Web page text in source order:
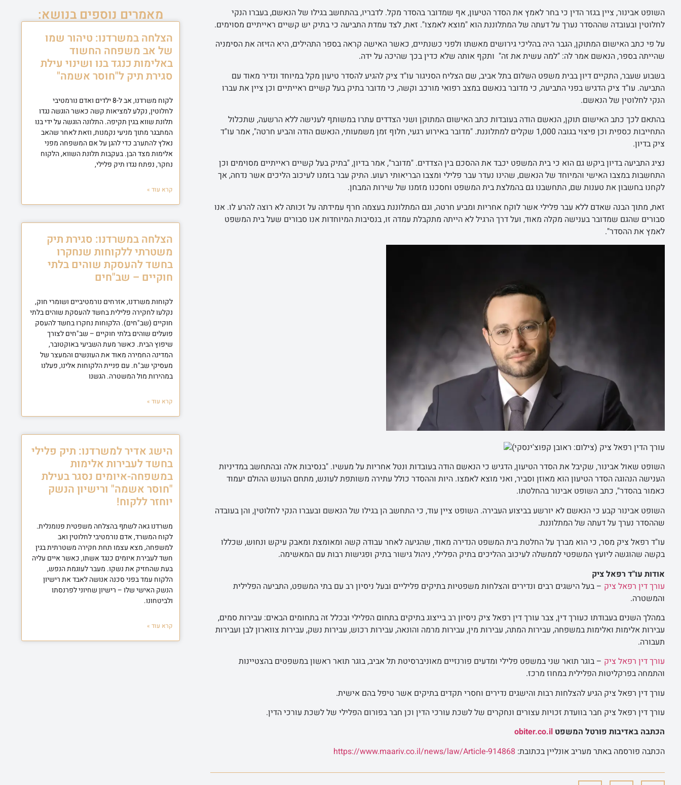
השופט אבינור, ציין בגזר הדין כי בחר לאמץ את הסדר הטיעון, אף שמדובר בהסדר מקל. לדבריו, בהתחשב בגילו של הנאשם, בעברו הנקי
לחלוטין ובעובדה שההסדר נערך על דעתה של המתלוננת הוא "מוצא לאמצו". זאת, לצד עמדת התביעה כי בתיק יש קשיים ראייתיים מסוימים.
על פי כתב האישום המתוקן, הגבר היה בהליכי גירושים מאשתו ולפני כשנתיים, כאשר האישה קראה בספר התהילים, היא הזיזה את הסימניה
שהייתה בספר, הנאשם אמר לה: "למה עשית את זה" ותקף אותה שלא כדין בכך שהיכה על ידה.
בשבוע שעבר, התקיים דיון בבית משפט השלום בתל אביב, שם הצליח הסניגור עו"ד ציק להגיע להסדר טיעון מקל במיוחד ונדיר מאוד עם
התביעה. עו"ד ציק הדגיש בפני התביעה, כי מדובר בנאשם במצב רפואי מורכב וקשה, כי מדובר בתיק בעל קשיים ראייתיים וכן ציין את עברו
הנקי לחלוטין של הנאשם.
בהתאם לכך כתב האישום תוקן, הנאשם הודה בעובדות כתב האישום המתוקן ושני הצדדים עתרו במשותף לענישה ללא הרשעה, שתכלול
התחייבות כספית וכן פיצוי בגובה 1,000 שקלים למתלוננת. "מדובר באירוע רגעי, חלוף זמן משמעותי, הנאשם הודה והביע חרטה", אמר עו"ד
ציק בדיון.
נציג התביעה בדיון ביקש גם הוא כי בית המשפט יכבד את ההסכם בין הצדדים. "מדובר", אמר בדיון, "בתיק בעל קשיים ראייתיים מסוימים וכן
התחשבות במצבו האישי והמיוחד של הנאשם, שהינו נעדר עבר פלילי ומצבו הבריאותי רעוע. התיק עבר בזמנו לעיכוב הליכים אשר נדחה, אך
לקחנו בחשבון את טענות שם, התחשבנו גם בהמלצת בית המשפט וחסכנו מזמנו של שירות המבחן.
זאת, מתוך הבנה שאדם ללא עבר פלילי אשר לוקח אחריות ומביע חרטה, וגם המתלוננת בעצמה חרף עמידתה על זכותה לא רוצה להרע לו. אנו
סבורים שהגם שמדובר בענישה מקלה מאוד, ועל דרך הרגיל לא הייתה מתקבלת עמדה זו, בנסיבות המיוחדות אנו סבורים שעל בית המשפט
לאמץ את ההסדר".
עורך הדין רפאל ציק (צילום: ראובן קפוצ'ינסקי)
השופט שאול אבינור, שקיבל את הסדר הטיעון, הדגיש כי הנאשם הודה בעובדות ונטל אחריות על מעשיו. "בנסיבות אלה ובהתחשב במדיניות
הענישה הנהוגה הסדר הטיעון הוא מאוזן וסביר, ואני מוצא לאמצו. היות וההסדר כולל עתירה משותפת לעונש, מתחם העונש ההולם יעמוד
כאמור בהסדר", כתב השופט אבינור בהחלטתו.
השופט אבינור קבע כי הנאשם לא יורשע בביצוע העבירה. השופט ציין עוד, כי התחשב הן בגילו של הנאשם ובעברו הנקי לחלוטין, והן בעובדה
שההסדר נערך על דעתה של המתלוננת.
עו"ד רפאל ציק מסר, כי הוא מברך על החלטת בית המשפט הנדירה מאוד, שהגיעה לאחר עבודה קשה ומאומצת ומאבק עיקש ונחוש, שכללו
בקשה שהוגשה ליועץ המשפטי לממשלה לעיכוב ההליכים בתיק הפלילי, ניהול גישור בתיק ופגישות רבות עם המאשימה.
אודות עו"ד רפאל ציק
עורך דין רפאל ציק – בעל הישגים רבים ונדירים והצלחות משפטיות בתיקים פליליים ובעל ניסיון רב עם בתי המשפט, התביעה הפלילית
והמשטרה.
במהלך השנים בעבודתו כעורך דין, צבר עורך דין רפאל ציק ניסיון רב בייצוג בתיקים בתחום הפלילי ובכלל זה בתחומים הבאים: עבירות סמים,
עבירות אלימות ואלימות במשפחה, עבירות המתה, עבירות מין, עבירות מרמה והונאה, עבירות רכוש, עבירות נשק, עבירות צווארון לבן ועבירות
תעבורה.
עורך דין רפאל ציק – בוגר תואר שני במשפט פלילי ומדעים פורנזיים מאוניברסיטת תל אביב, בוגר תואר ראשון במשפטים בהצטיינות
והתמחה בפרקליטות הפלילית במחוז מרכז.
עורך דין רפאל ציק הגיע להצלחות רבות והישגים נדירים וחסרי תקדים בתיקים אשר טיפל בהם אישית.
עורך דין רפאל ציק חבר בוועדת זכויות עצורים ונחקרים של לשכת עורכי הדין וכן חבר בפורום הפלילי של לשכת עורכי הדין.
הכתבה באדיבות פורטל המשפט obiter.co.il
הכתבה פורסמה באתר מעריב אונליין בכתובת: https://www.maariv.co.il/news/law/Article-914868
מאמרים נוספים בנושא:
הצלחה במשרדנו: טיהור שמו
של אב משפחה החשוד
באלימות כנגד בנו ושינוי עילת
סגירת תיק ל"חוסר אשמה"
לקוח משרדנו, אב ל-8 ילדים ואדם נורמטיבי
לחלוטין, נקלע למציאות קשה כאשר הוגשה נגדו
תלונת שווא בגין תקיפה. התלונה הוגשה על ידי בנו
המתבגר מתוך מניעי נקמנות, וזאת לאחר שהאב
נאלץ להתערב כדי להגן על אם המשפחה מפני
אלימות מצד הבן. בעקבות תלונת השווא, הלקוח
נחקר, נפתח נגדו תיק פלילי,
קרא עוד »
הצלחה במשרדנו: סגירת תיק
משטרתי ללקוחות שנחקרו
בחשד להעסקת שוהים בלתי
חוקיים – שב"חים
לקוחות משרדנו, אזרחים נורמטיביים ושומרי חוק,
נקלעו לחקירה פלילית בחשד להעסקת שוהים בלתי
חוקיים (שב"חים). הלקוחות נחקרו בחשד להעסק
פועלים שוהים בלתי חוקיים – שב"חים לצורך
שיפוץ הבית. כאשר מעת השביעי באוקטובר,
המדינה החמירה מאוד את העונשים והמעצר של
מעסיקי שב"ח. עם פניית הלקוחות אלינו, פעלנו
במהירות מול המשטרה. הגשנו
קרא עוד »
הישג אדיר למשרדנו: תיק פלילי
בחשד לעבירות אלימות
במשפחה-איומים נסגר בעילת
"חוסר אשמה" ורישיון הנשק
יוחזר ללקוח!
משרדנו גאה לשתף בהצלחה משפטית פנומנלית.
לקוח המשרד, אדם נורמטיבי לחלוטין ואב
למשפחה, מצא עצמו תחת חקירה משטרתית בגין
חשד לעבירת איומים כנגד אשתו, כאשר איים עליה
בעת שהחזיק את נשקו. מעבר לעוגמת הנפש,
הלקוח עמד בפני סכנה אנושה לאבד את רישיון
הנשק האישי שלו – רישיון שחיוני לפרנסתו
ולביטחונו.
קרא עוד »